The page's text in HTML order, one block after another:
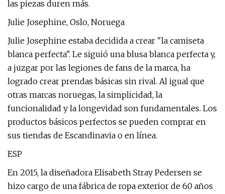
las piezas duren más.
Julie Josephine, Oslo, Noruega
Julie Josephine estaba decidida a crear "la camiseta
blanca perfecta". Le siguió una blusa blanca perfecta y,
a juzgar por las legiones de fans de la marca, ha
logrado crear prendas básicas sin rival. Al igual que
otras marcas noruegas, la simplicidad, la
funcionalidad y la longevidad son fundamentales. Los
productos básicos perfectos se pueden comprar en
sus tiendas de Escandinavia o en línea.
ESP
En 2015, la diseñadora Elisabeth Stray Pedersen se
hizo cargo de una fábrica de ropa exterior de 60 años